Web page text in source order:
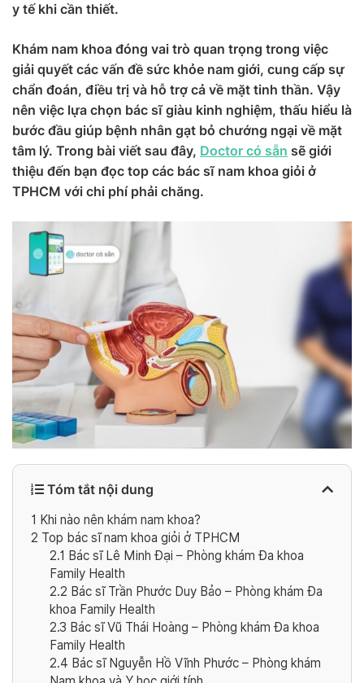
y tế khi cần thiết.
Khám nam khoa đóng vai trò quan trọng trong việc
giải quyết các vấn đề sức khỏe nam giới, cung cấp sự
chẩn đoán, điều trị và hỗ trợ cả về mặt tinh thần. Vậy
nên việc lựa chọn bác sĩ giàu kinh nghiệm, thấu hiểu là
bước đầu giúp bệnh nhân gạt bỏ chướng ngại về mặt
tâm lý. Trong bài viết sau đây, Doctor có sẵn sẽ giới
thiệu đến bạn đọc top các bác sĩ nam khoa giỏi ở
TPHCM với chi phí phải chăng.
Tóm tắt nội dung
1 Khi nào nên khám nam khoa?
2 Top bác sĩ nam khoa giỏi ở TPHCM
2.1 Bác sĩ Lê Minh Đại – Phòng khám Đa khoa
Family Health
2.2 Bác sĩ Trần Phước Duy Bảo – Phòng khám Đa
khoa Family Health
2.3 Bác sĩ Vũ Thái Hoàng – Phòng khám Đa khoa
Family Health
2.4 Bác sĩ Nguyễn Hồ Vĩnh Phước – Phòng khám